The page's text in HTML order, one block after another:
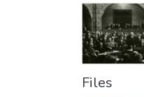
Files